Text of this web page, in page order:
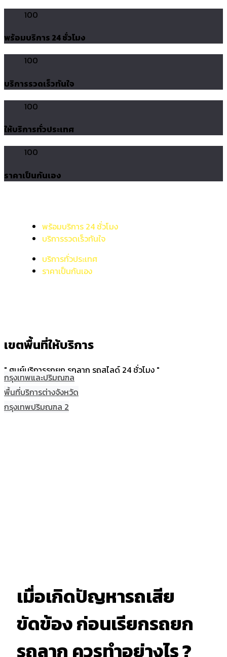
100
พร้อมบริการ 24 ชั่วโมง
100
บริการรวดเร็วทันใจ
100
ให้บริการทั่วประเทศ
100
ราคาเป็นกันเอง
พร้อมบริการ 24 ชั่วโมง
บริการรวดเร็วทันใจ
บริการทั่วประเทศ
ราคาเป็นกันเอง
เขตพื้นที่ให้บริการ
" ศูนย์บริการรถยก รถลาก รถสไลด์ 24 ชั่วโมง "
กรุงเทพและปริมณฑล
พื้นที่บริการต่างจังหวัด
กรุงเทพปริมณฑล 2
เมื่อเกิดปัญหารถเสีย
ขัดข้อง ก่อนเรียกรถยก
รถลาก ควรทำอย่างไร ?